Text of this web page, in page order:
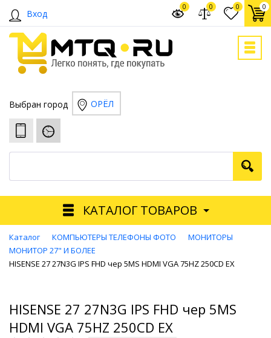
Вход
0 0
0 0
Выбран город ОРЁЛ
КАТАЛОГ ТОВАРОВ
Каталог КОМПЬЮТЕРЫ ТЕЛЕФОНЫ ФОТО
МОНИТОРЫ
МОНИТОР 27" И БОЛЕЕ
HISENSE 27 27N3G IPS FHD чер 5MS HDMI VGA 75HZ 250CD EX
HISENSE 27 27N3G IPS FHD чер 5MS
HDMI VGA 75HZ 250CD EX